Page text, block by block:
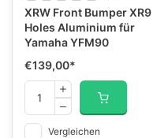
XRW Front Bumper XR9
Holes Aluminium für
Yamaha YFM90
€139,00*
Vergleichen